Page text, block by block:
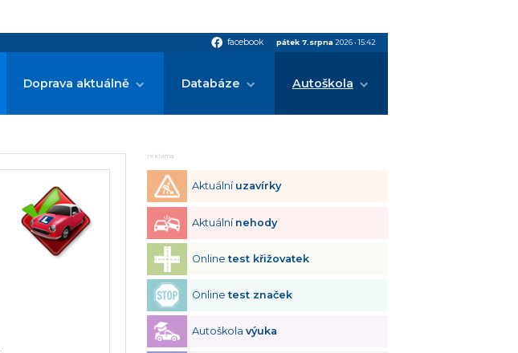
facebook facebook pátek 7.srpna 2026•15:42
Doprava aktuálně Databáze Autoškola
reklama
Aktuální uzavírky
Aktuální nehody
Onlinetest křižovatek
Onlinetest značek
Autoškolavýuka